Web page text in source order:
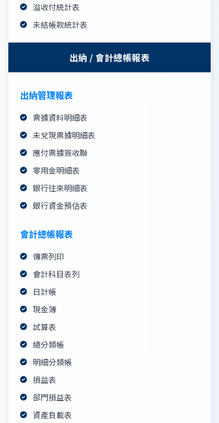
溢收付統計表
未結帳款統計表
出納 / 會計總帳報表
出納管理報表
票據資料明細表
未兌現票據明細表
應付票據簽收聯
零用金明細表
銀行往來明細表
銀行資金預估表
會計總帳報表
傳票列印
會計科目表列
日計帳
現金簿
試算表
總分類帳
明細分類帳
損益表
部門損益表
資產負載表